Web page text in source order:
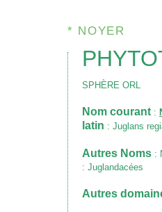
* NOYER
SPHÈRE ORL
Nom courant :
latin : Juglans
Autres Noms :
: Juglandacées
Autres